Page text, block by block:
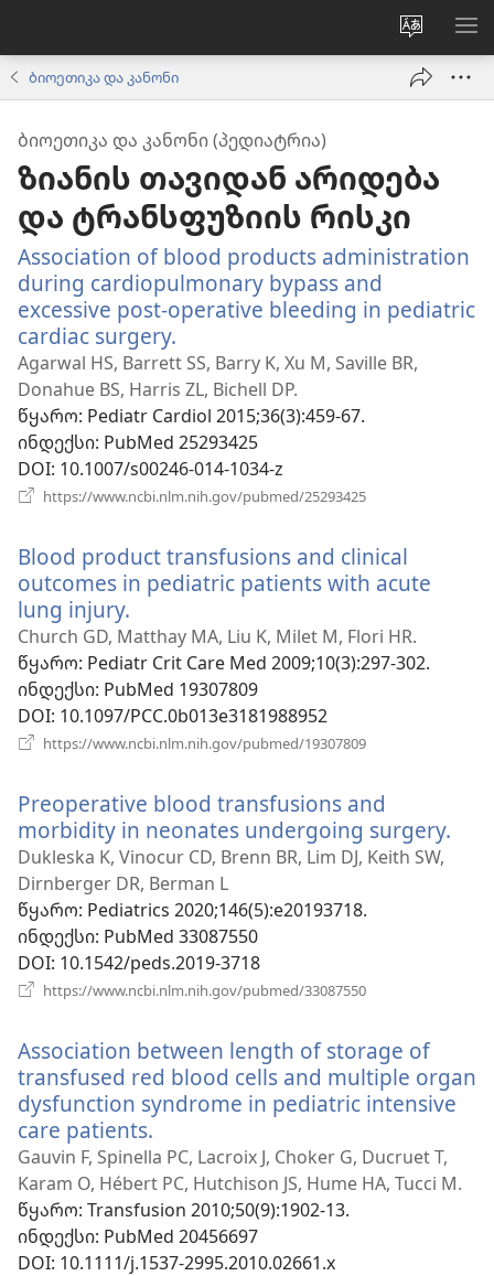
ენის
შეცვლა
ბიოეთიკა და კანონი
ᲑᲘᲝᲔᲗᲘᲙᲐ ᲓᲐ ᲙᲐᲜᲝᲜᲘ (ᲞᲔᲓᲘᲐᲢᲠᲘᲐ)
ზიანის თავიდან არიდება
და ტრანსფუზიის რისკი
Association of blood products administration
during cardiopulmonary bypass and
excessive post-operative bleeding in pediatric
cardiac surgery.
ახალი
ფანჯარა)
Agarwal HS, Barrett SS, Barry K, Xu M, Saville BR,
Donahue BS, Harris ZL, Bichell DP.
წყარო‎: Pediatr Cardiol 2015;36(3):459-67.
ინდექსი‎: PubMed 25293425
DOI‎: 10.1007/s00246-014-1034-z
https://www.ncbi.nlm.nih.gov/pubmed/25293425
Blood product transfusions and clinical
outcomes in pediatric patients with acute
lung injury.
ახალი
ფანჯარა)
Church GD, Matthay MA, Liu K, Milet M, Flori HR.
წყარო‎: Pediatr Crit Care Med 2009;10(3):297-302.
ინდექსი‎: PubMed 19307809
DOI‎: 10.1097/PCC.0b013e3181988952
https://www.ncbi.nlm.nih.gov/pubmed/19307809
Preoperative blood transfusions and
morbidity in neonates undergoing surgery.
Dukleska K, Vinocur CD, Brenn BR, Lim DJ, Keith SW,
Dirnberger DR, Berman L
წყარო‎: Pediatrics 2020;146(5):e20193718.
ინდექსი‎: PubMed 33087550
DOI‎: 10.1542/peds.2019-3718
https://www.ncbi.nlm.nih.gov/pubmed/33087550
Association between length of storage of
transfused red blood cells and multiple organ
dysfunction syndrome in pediatric intensive
care patients.
ახალი
ფანჯარა)
Gauvin F, Spinella PC, Lacroix J, Choker G, Ducruet T,
Karam O, Hébert PC, Hutchison JS, Hume HA, Tucci M.
წყარო‎: Transfusion 2010;50(9):1902-13.
ინდექსი‎: PubMed 20456697
DOI‎: 10.1111/j.1537-2995.2010.02661.x